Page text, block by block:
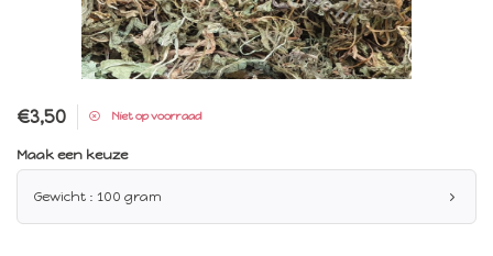
€3,50 Niet op voorraad
Maak een keuze
Gewicht : 100 gram